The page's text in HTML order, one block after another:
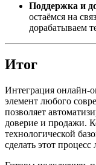
Поддержка и
остаёмся на
дорабатываем
Итог
Интеграция онлайн-
элемент любого
позволяет
доверие и продажи.
технологической
сделать этот